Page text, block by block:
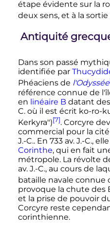
étape évidente sur la
deux sens, et à la sortie
Antiquité
Dans son passé
identifiée par
Phéaciens de l'Odyssée
référence connue de
en linéaire Bdatant des
C. où il est écrit ko-ro-
Kerkyra")[7]. Corcyre
commercial pour la
J.-C.. En 733 av. J.-C.,
Corinthe, qui en fait
métropole. La révolte
av. J.-C., au cours de
bataille navale connue
provoque la chute des
et la prise de pouvoir
Corcyre reste
corinthienne.